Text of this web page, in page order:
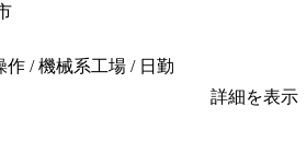
作 / 機械系工場 / 日勤
詳細を表示